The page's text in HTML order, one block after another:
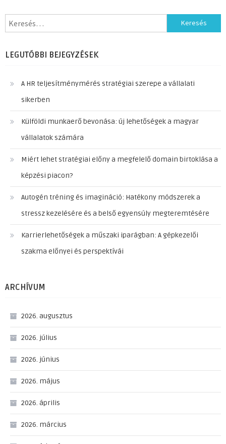
Keresés:
LEGUTÓBBI BEJEGYZÉSEK
A HR teljesítménymérés stratégiai szerepe a vállalati
sikerben
Külföldi munkaerő bevonása: új lehetőségek a magyar
vállalatok számára
Miért lehet stratégiai előny a megfelelő domain birtoklása a
képzési piacon?
Autogén tréning és imagináció: Hatékony módszerek a
stressz kezelésére és a belső egyensúly megteremtésére
Karrierlehetőségek a műszaki iparágban: A gépkezelői
szakma előnyei és perspektívái
ARCHÍVUM
2026. augusztus
2026. július
2026. június
2026. május
2026. április
2026. március